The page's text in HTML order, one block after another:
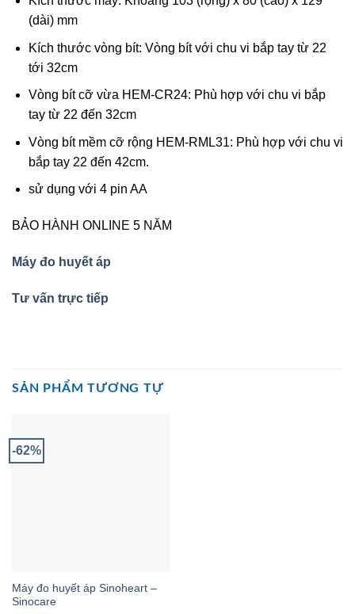
(dài) mm
Kích thước vòng bít: Vòng bít với chu vi bắp tay từ 22
tới 32cm
Vòng bít cỡ vừa HEM-CR24: Phù hợp với chu vi bắp
tay từ 22 đến 32cm
Vòng bít mềm cỡ rộng HEM-RML31: Phù hợp với chu vi
bắp tay 22 đến 42cm.
sử dụng với 4 pin AA
BẢO HÀNH ONLINE 5 NĂM
Máy đo huyết áp
Tư vấn trực tiếp
SẢN PHẨM TƯƠNG TỰ
-62%
Máy đo huyết áp Sinoheart –
Sinocare